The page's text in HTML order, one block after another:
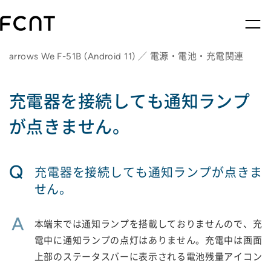
arrows We F-51B (Android 11) ／ 電源・電池・充電関連
充電器を接続しても通知ランプ
が点きません。
Q
充電器を接続しても通知ランプが点きま
せん。
A
本端末では通知ランプを搭載しておりませんので、充
電中に通知ランプの点灯はありません。充電中は画面
上部のステータスバーに表示される電池残量アイコン